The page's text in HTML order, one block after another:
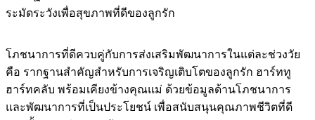
ระมัดระวังเพื่อสุขภาพที่ดีของลูกรัก
โภชนาการที่ดีควบคู่กับการส่งเสริมพัฒนาการในแต่ละช่วงวัย
คือ รากฐานสำคัญสำหรับการเจริญเติบโตของลูกรัก ฮาร์ททู
ฮาร์ทคลับ พร้อมเคียงข้างคุณแม่ ด้วยข้อมูลด้านโภชนาการ
และพัฒนาการที่เป็นประโยชน์ เพื่อสนับสนุนคุณภาพชีวิตที่ดี